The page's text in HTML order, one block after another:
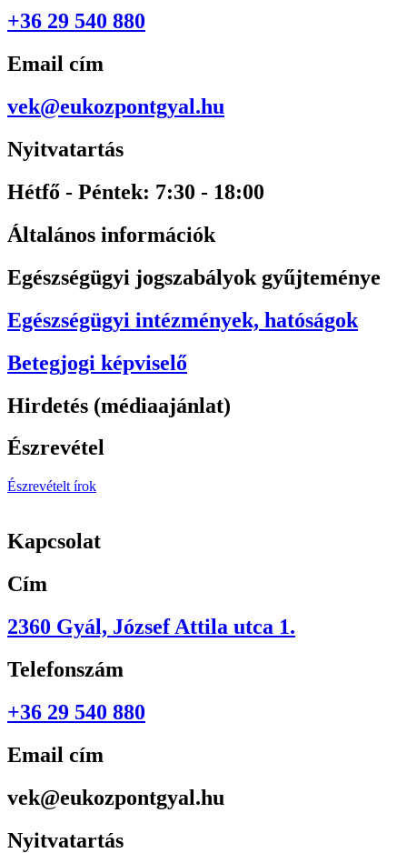
+36 29 540 880
Email cím
vek@eukozpontgyal.hu
Nyitvatartás
Hétfő - Péntek: 7:30 - 18:00
Általános információk
Egészségügyi jogszabályok gyűjteménye
Egészségügyi intézmények, hatóságok
Betegjogi képviselő
Hirdetés (médiaajánlat)
Észrevétel
Észrevételt írok
Kapcsolat
Cím
2360 Gyál, József Attila utca 1.
Telefonszám
+36 29 540 880
Email cím
vek@eukozpontgyal.hu
Nyitvatartás